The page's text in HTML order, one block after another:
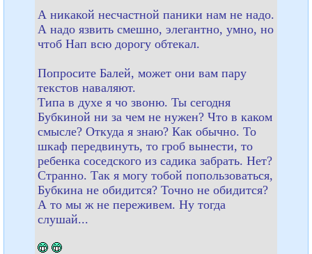
А никакой несчастной паники нам не надо.
А надо язвить смешно, элегантно, умно, но
чтоб Нап всю дорогу обтекал.
Попросите Балей, может они вам пару
текстов наваляют.
Типа в духе я чо звоню. Ты сегодня
Бубкиной ни за чем не нужен? Что в каком
смысле? Откуда я знаю? Как обычно. То
шкаф передвинуть, то гроб вынести, то
ребенка соседского из садика забрать. Нет?
Странно. Так я могу тобой попользоваться,
Бубкина не обидится? Точно не обидится?
А то мы ж не переживем. Ну тогда
слушай...